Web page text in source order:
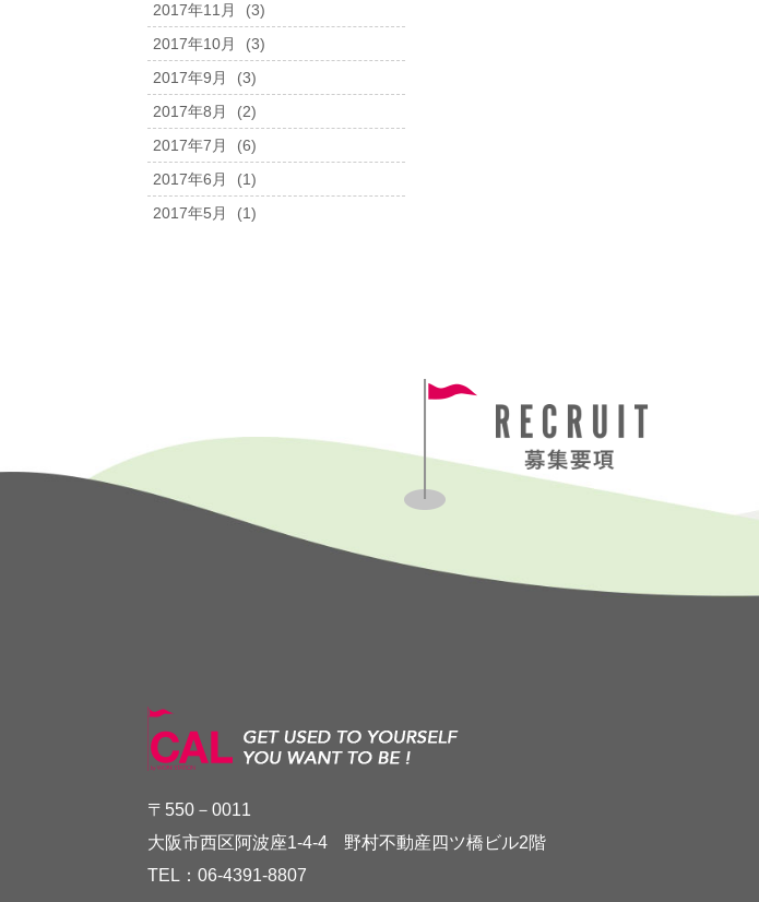
2017年11月
(3)
2017年10月
(3)
2017年9月
(3)
2017年8月
(2)
2017年7月
(6)
2017年6月
(1)
2017年5月
(1)
〒550－0011
大阪市西区阿波座1-4-4
野村不動産四ツ橋ビル2階
TEL： 06-4391-8807